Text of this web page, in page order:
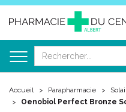
Accueil Parapharmacie
Oenobiol Perfect Bronze